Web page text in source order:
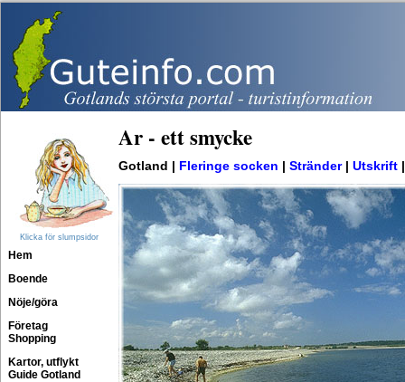
Klicka för slumpsidor
Hem
Boende
Nöje/göra
Företag
Shopping
Kartor, utflykt
Guide Gotland
Ar - ett smycke
Gotland | Fleringe socken Stränder| Utskrift